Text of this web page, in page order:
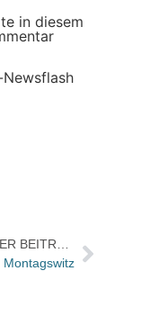
in diesem
Montagswitz